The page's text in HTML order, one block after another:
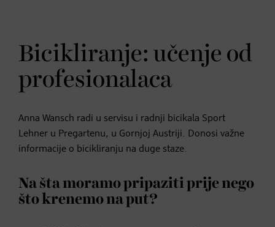
Bicikliranje: učenje od
profesionalaca
Anna Wansch radi u servisu i radnji bicikala Sport
Lehner u Pregartenu, u Gornjoj Austriji. Donosi važne
informacije o bicikliranju na duge staze.
Na šta moramo pripaziti prije nego
što krenemo na put?